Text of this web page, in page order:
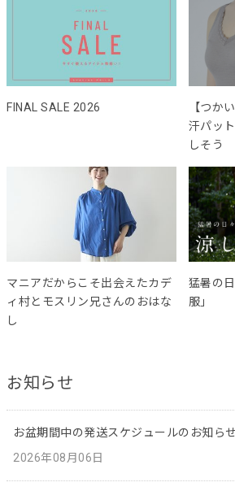
FINAL SALE 2026
【つか
汗パッ
しそう
マニアだからこそ出会えたカデ
ィ村とモスリン兄さんのおはな
し
猛暑の
服」
お知らせ
お盆期間中の発送スケジュールのお知らせ
2026年08月06日